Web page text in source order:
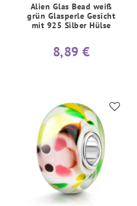
Alien Glas Bead weiß
grün Glasperle Gesicht
mit 925 Silber Hülse
8,89 €